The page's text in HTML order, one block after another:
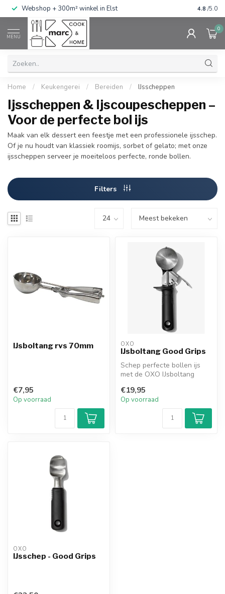
Webshop + 300m² winkel in Elst Gratis
4.8 /5.0
MENU
0
Home / Keukengerei / Bereiden / IJsscheppen
Ijsscheppen & Ijscoupescheppen –
Voor de perfecte bol ijs
Maak van elk dessert een feestje met een professionele ijsschep.
Of je nu houdt van klassiek roomijs, sorbet of gelato; met onze
ijsscheppen serveer je moeiteloos perfecte, ronde bollen.
Filters
IJsboltang rvs 70mm
€7,95
Op voorraad
OXO
IJsboltang Good Grips
Schep perfecte bollen ijs
met de OXO IJsboltang
comforta...
€19,95
Op voorraad
OXO
IJsschep - Good Grips